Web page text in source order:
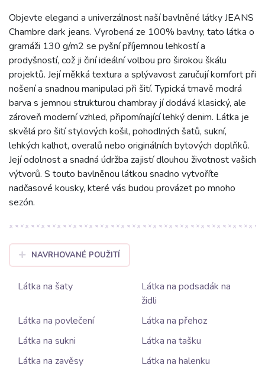
Objevte eleganci a univerzálnost naší bavlněné látky JEANS
Chambre dark jeans. Vyrobená ze 100% bavlny, tato látka o
gramáži 130 g/m2 se pyšní příjemnou lehkostí a
prodyšností, což ji činí ideální volbou pro širokou škálu
projektů. Její měkká textura a splývavost zaručují komfort při
nošení a snadnou manipulaci při šití. Typická tmavě modrá
barva s jemnou strukturou chambray jí dodává klasický, ale
zároveň moderní vzhled, připomínající lehký denim. Látka je
skvělá pro šití stylových košil, pohodlných šatů, sukní,
lehkých kalhot, overalů nebo originálních bytových doplňků.
Její odolnost a snadná údržba zajistí dlouhou životnost vašich
výtvorů. S touto bavlněnou látkou snadno vytvoříte
nadčasové kousky, které vás budou provázet po mnoho
sezón.
NAVRHOVANÉ POUŽITÍ
Látka na šaty
Látka na podsadák na
židli
Látka na povlečení
Látka na přehoz
Látka na sukni
Látka na tašku
Látka na zavěsy
Látka na halenku